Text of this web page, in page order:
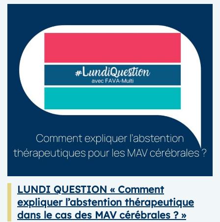
DES
ASSOCIATIONS
MALADIES
RARES
LUNDI QUESTION « Comment
expliquer l’abstention thérapeutique
dans le cas des MAV cérébrales ? »